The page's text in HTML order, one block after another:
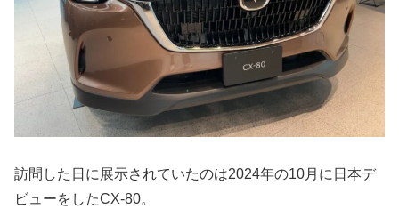
訪問した日に展示されていたのは2024年の10月に日本デ
ビューをしたCX-80。